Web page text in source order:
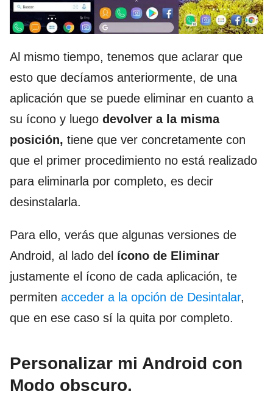
Al mismo tiempo, tenemos que aclarar que
esto que decíamos anteriormente, de una
aplicación que se puede eliminar en cuanto a
su ícono y luego devolver a la misma
posición, tiene que ver concretamente con
que el primer procedimiento no está realizado
para eliminarla por completo, es decir
desinstalarla.
Para ello, verás que algunas versiones de
Android, al lado del ícono de Eliminar
justamente el ícono de cada aplicación, te
permiten acceder a la opción de Desintalar,
que en ese caso sí la quita por completo.
Personalizar mi Android con
Modo obscuro.